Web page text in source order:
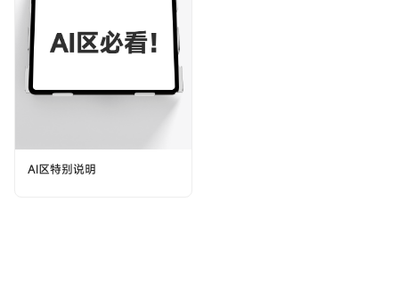
AI区特别说明